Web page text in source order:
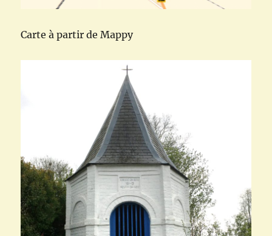
Carte à partir de Mappy